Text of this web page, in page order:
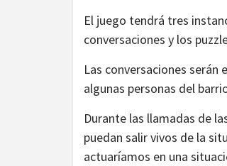
El juego tendrá tres
conversaciones y los
Las conversaciones
algunas personas del
Durante las llamadas de
puedan salir vivos de la
actuaríamos en una